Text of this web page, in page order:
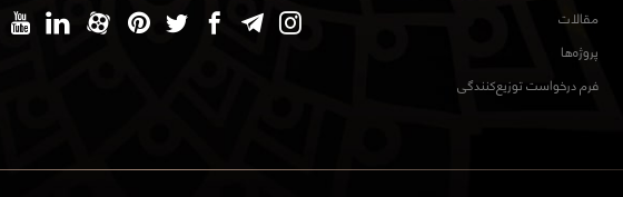
مقالات
پروژه‌ها
فرم درخواست توزیع‌کنندگی